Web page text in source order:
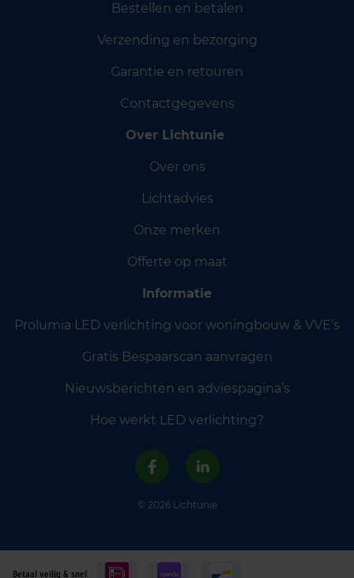
Bestellen en betalen
Verzending en bezorging
Garantie en retouren
Contactgegevens
Over Lichtunie
Over ons
Lichtadvies
Onze merken
Offerte op maat
Informatie
Prolumia LED verlichting voor woningbouw & VVE’s
Gratis Bespaarscan aanvragen
Nieuwsberichten en adviespagina’s
Hoe werkt LED verlichting?
© 2026 Lichtunie
Betaal veilig & snel